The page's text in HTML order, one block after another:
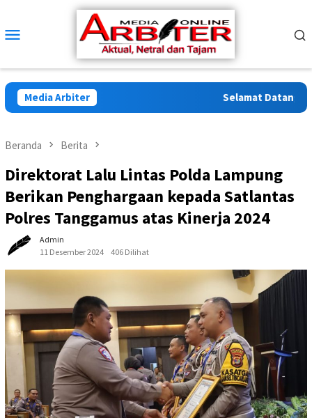
konten
Mobile
Media Arbiter Selamat Datang di
Beranda Berita
Direktorat Lalu Lintas Polda Lampung
Berikan Penghargaan kepada Satlantas
Polres Tanggamus atas Kinerja 2024
Admin
11 Desember 2024
406 Dilihat